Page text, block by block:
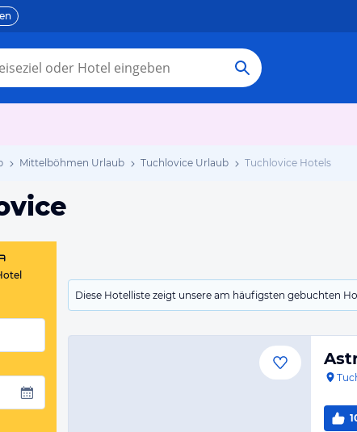
Mittelböhmen Urlaub Tuchlovice Urlaub Tuchlovice Hotels
Diese Hotelliste zeigt unsere am häufigsten gebuchten